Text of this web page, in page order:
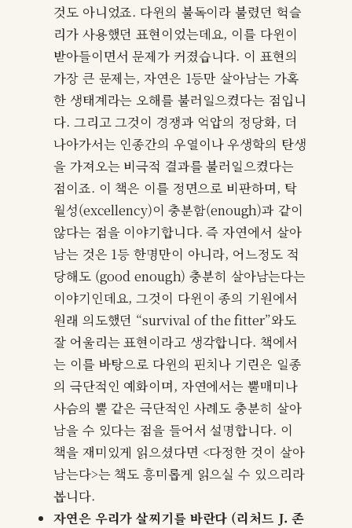
것도 아니었죠. 다윈의 불독이라 불렸던 헉슬
리가 사용했던 표현이었는데요, 이를 다윈이
받아들이면서 문제가 커졌습니다. 이 표현의
가장 큰 문제는, 자연은 1등만 살아남는 가혹
한 생태계라는 오해를 불러일으켰다는 점입니
다. 그리고 그것이 경쟁과 억압의 정당화, 더
나아가서는 인종간의 우열이나 우생학의 탄생
을 가져오는 비극적 결과를 불러일으켰다는
점이죠. 이 책은 이를 정면으로 비판하며, 탁
월성(excellency)이 충분함(enough)과 같이
않다는 점을 이야기합니다. 즉 자연에서 살아
남는 것은 1등 한명만이 아니라, 어느정도 적
당해도 (good enough) 충분히 살아남는다는
이야기인데요, 그것이 다윈이 종의 기원에서
원래 의도했던 “survival of the fitter”와도
잘 어울리는 표현이라고 생각합니다. 책에서
는 이를 바탕으로 다윈의 핀치나 기린은 일종
의 극단적인 예화이며, 자연에서는 뿔매미나
사슴의 뿔 같은 극단적인 사례도 충분히 살아
남을 수 있다는 점을 들어서 설명합니다. 이
책을 재미있게 읽으셨다면 <다정한 것이 살아
남는다>는 책도 흥미롭게 읽으실 수 있으리라
봅니다.
자연은 우리가 살찌기를 바란다 (리처드 J. 존